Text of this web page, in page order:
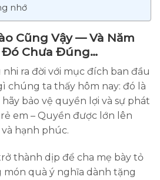
nhớ
Cũng Vậy — Và Năm
Đó Chưa Đúng…
ra đời với mục đích ban đầu
chúng ta thấy hôm nay: đó là
bảo vệ quyền lợi và sự phát
em – Quyền được lớn lên
hạnh phúc.
thành dịp để cha mẹ bày tỏ
quà ý nghĩa dành tặng